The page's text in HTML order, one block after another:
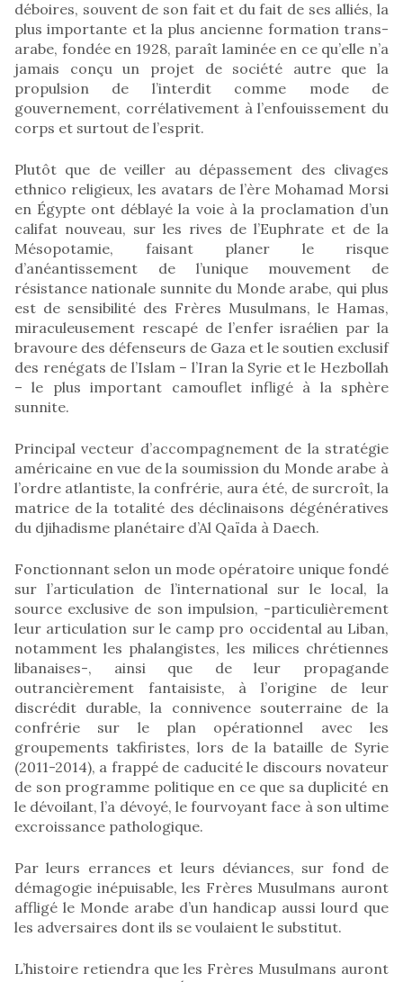
déboires, souvent de son fait et du fait de ses alliés, la
plus importante et la plus ancienne formation trans-
arabe, fondée en 1928, paraît laminée en ce qu’elle n’a
jamais conçu un projet de société autre que la
propulsion de l’interdit comme mode de
gouvernement, corrélativement à l’enfouissement du
corps et surtout de l’esprit.
Plutôt que de veiller au dépassement des clivages
ethnico religieux, les avatars de l’ère Mohamad Morsi
en Égypte ont déblayé la voie à la proclamation d’un
califat nouveau, sur les rives de l’Euphrate et de la
Mésopotamie, faisant planer le risque
d’anéantissement de l’unique mouvement de
résistance nationale sunnite du Monde arabe, qui plus
est de sensibilité des Frères Musulmans, le Hamas,
miraculeusement rescapé de l’enfer israélien par la
bravoure des défenseurs de Gaza et le soutien exclusif
des renégats de l’Islam – l’Iran la Syrie et le Hezbollah
– le plus important camouflet infligé à la sphère
sunnite.
Principal vecteur d’accompagnement de la stratégie
américaine en vue de la soumission du Monde arabe à
l’ordre atlantiste, la confrérie, aura été, de surcroît, la
matrice de la totalité des déclinaisons dégénératives
du djihadisme planétaire d’Al Qaïda à Daech.
Fonctionnant selon un mode opératoire unique fondé
sur l’articulation de l’international sur le local, la
source exclusive de son impulsion, -particulièrement
leur articulation sur le camp pro occidental au Liban,
notamment les phalangistes, les milices chrétiennes
libanaises-, ainsi que de leur propagande
outrancièrement fantaisiste, à l’origine de leur
discrédit durable, la connivence souterraine de la
confrérie sur le plan opérationnel avec les
groupements takfiristes, lors de la bataille de Syrie
(2011-2014), a frappé de caducité le discours novateur
de son programme politique en ce que sa duplicité en
le dévoilant, l’a dévoyé, le fourvoyant face à son ultime
excroissance pathologique.
Par leurs errances et leurs déviances, sur fond de
démagogie inépuisable, les Frères Musulmans auront
affligé le Monde arabe d’un handicap aussi lourd que
les adversaires dont ils se voulaient le substitut.
L’histoire retiendra que les Frères Musulmans auront